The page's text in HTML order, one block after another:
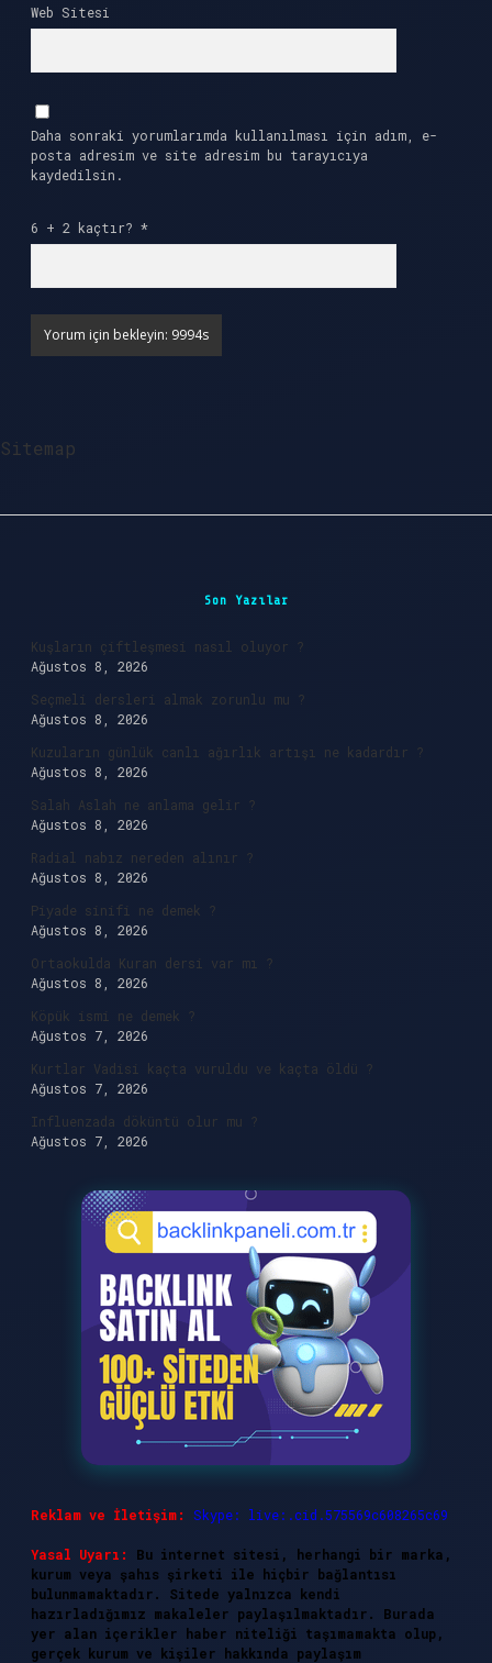
Web Sitesi
Daha sonraki yorumlarımda kullanılması için adım, e-
posta adresim ve site adresim bu tarayıcıya
kaydedilsin.
6 + 2 kaçtır? *
Sitemap
Son Yazılar
Kuşların çiftleşmesi nasıl oluyor ?
Ağustos 8, 2026
Seçmeli dersleri almak zorunlu mu ?
Ağustos 8, 2026
Kuzuların günlük canlı ağırlık artışı ne kadardır ?
Ağustos 8, 2026
Salah Aslah ne anlama gelir ?
Ağustos 8, 2026
Radial nabız nereden alınır ?
Ağustos 8, 2026
Piyade sinifi ne demek ?
Ağustos 8, 2026
Ortaokulda Kuran dersi var mı ?
Ağustos 8, 2026
Köpük ismi ne demek ?
Ağustos 7, 2026
Kurtlar Vadisi kaçta vuruldu ve kaçta öldü ?
Ağustos 7, 2026
Influenzada döküntü olur mu ?
Ağustos 7, 2026
Reklam ve İletişim: Skype: live:.cid.575569c608265c69
Yasal Uyarı:
Bu internet sitesi, herhangi bir marka,
kurum veya şahıs şirketi ile hiçbir bağlantısı
bulunmamaktadır. Sitede yalnızca kendi
hazırladığımız makaleler paylaşılmaktadır. Burada
yer alan içerikler haber niteliği taşımamakta olup,
gerçek kurum ve kişiler hakkında paylaşım